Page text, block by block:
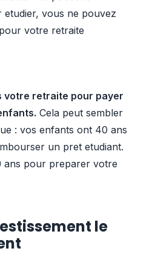
vous ne pouvez
votre retraite
votre retraite pour payer
Cela peut sembler
: vos enfants ont 40 ans
un pret etudiant.
ans pour preparer votre
le